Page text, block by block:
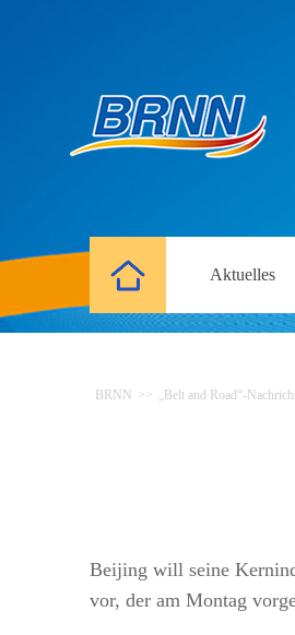
Aktuelles
BRNN >> „Belt and Road“-
Beijing will seine
vor, der am Montag